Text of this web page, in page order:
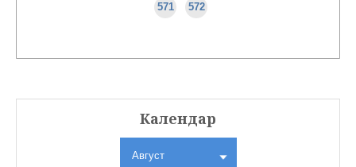
571 572
Календар
Август